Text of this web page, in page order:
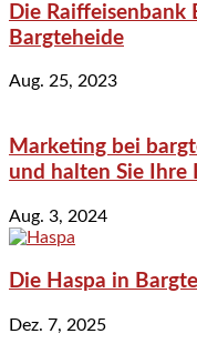
Die
Bargteheide
Aug. 25, 2023
Marketing bei
und halten Sie Ihre
Aug. 3, 2024
Die Haspa in
Dez. 7, 2025